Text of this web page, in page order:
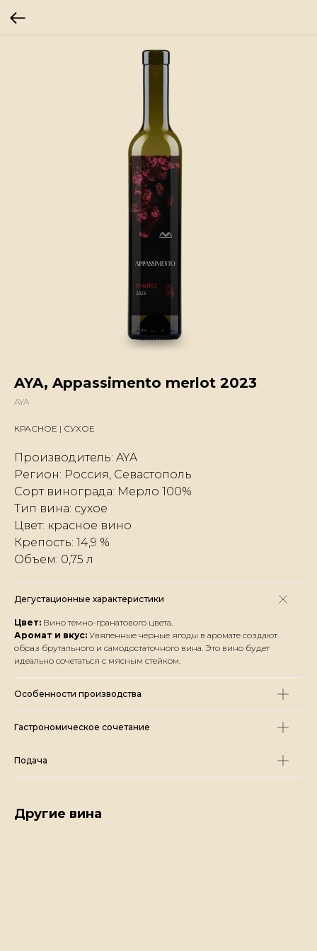
AYA, Appassimento merlot 2023
AYA
КРАСНОЕ | СУХОЕ
Производитель: AYA
Регион: Россия, Севастополь
Сорт винограда: Мерло 100%
Тип вина: сухое
Цвет: красное вино
Крепость: 14,9 %
Объем: 0,75 л
Дегустационные характеристики
Цвет: Вино темно-гранатового цвета.
Аромат и вкус: Увяленные черные ягоды в аромате создают
образ брутального и самодостаточного вина. Это вино будет
идеально сочетаться с мясным стейком.
Особенности производства
Гастрономическое сочетание
Подача
Другие вина